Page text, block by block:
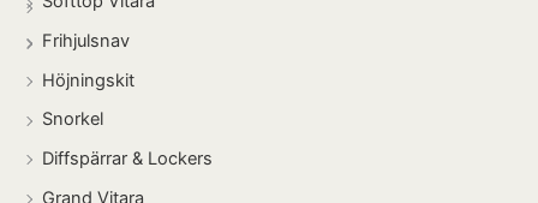
Frihjulsnav
Höjningskit
Snorkel
Diffspärrar & Lockers
Grand Vitara